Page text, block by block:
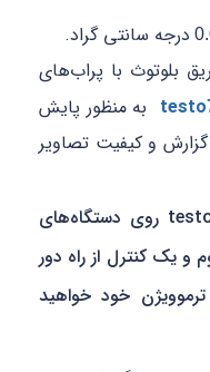
درجه سانتی گراد.
بلوتوث با پراب‌های
testo به منظور پایش
و کیفیت تصاویر
با نصب برنامه testo Thermography روی دستگاه‌های
و یک کنترل از راه دور
خود خواهید